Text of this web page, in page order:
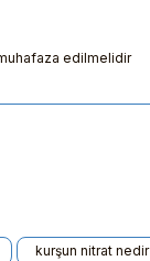
edilmelidir
kurşun nitrat nedir